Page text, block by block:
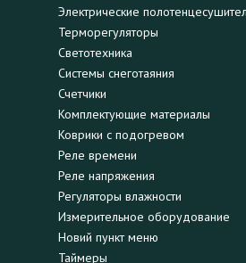
Электрические
Терморегуляторы
Светотехника
Системы снеготаяния
Счетчики
Комплектующие материалы
Коврики с подогревом
Реле времени
Реле напряжения
Регуляторы влажности
Измерительное оборудование
Новий пункт меню
Таймеры